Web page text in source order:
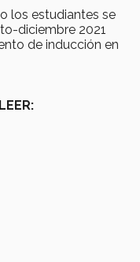
los estudiantes se
diciembre 2021
de inducción en